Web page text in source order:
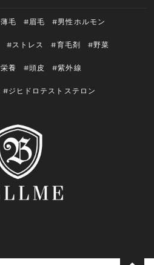
薄毛 眉毛 男性ホルモン
ストレス 育毛剤 野菜
栄養 頭皮 紫外線
ジヒドロテストステロン